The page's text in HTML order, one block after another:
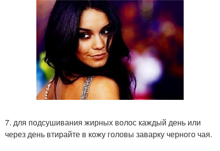
7. для подсушивания жирных волос каждый день или
через день втирайте в кожу головы заварку черного чая.